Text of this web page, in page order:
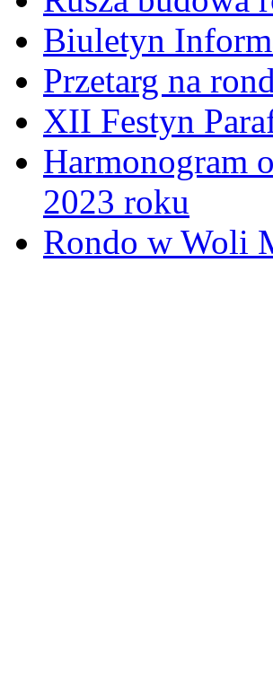
Biuletyn
Przetarg na
XII Festyn
Harmonogram
2023 roku
Rondo w Woli